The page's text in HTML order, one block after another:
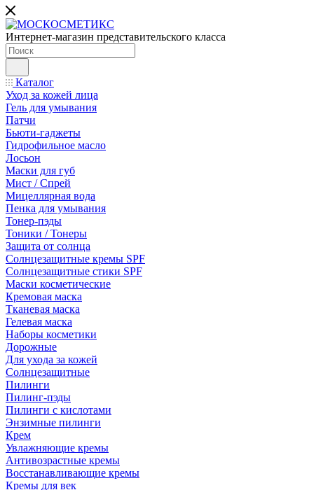
Интернет-магазин представительского класса
Каталог
Уход за кожей лица
Гель для умывания
Патчи
Бьюти-гаджеты
Гидрофильное масло
Лосьон
Маски для губ
Мист / Спрей
Мицеллярная вода
Пенка для умывания
Тонер-пэды
Тоники / Тонеры
Защита от солнца
Солнцезащитные кремы SPF
Солнцезащитные стики SPF
Маски косметические
Кремовая маска
Тканевая маска
Гелевая маска
Наборы косметики
Дорожные
Для ухода за кожей
Солнцезащитные
Пилинги
Пилинг-пэды
Пилинги с кислотами
Энзимные пилинги
Крем
Увлажняющие кремы
Антивозрастные кремы
Восстанавливающие кремы
Кремы для век